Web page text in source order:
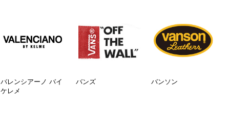
バレンシアーノ バイ
ケレメ
バンズ バンソン